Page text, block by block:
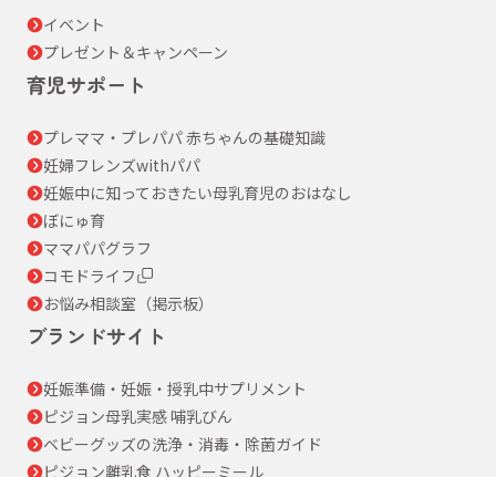
イベント
プレゼント＆キャンペーン
育児サポート
プレママ・プレパパ 赤ちゃんの基礎知識
妊婦フレンズwithパパ
妊娠中に知っておきたい母乳育児のおはなし
ぼにゅ育
ママパパグラフ
コモドライフ
お悩み相談室（掲示板）
ブランドサイト
妊娠準備・妊娠・授乳中サプリメント
ピジョン母乳実感 哺乳びん
ベビーグッズの洗浄・消毒・除菌ガイド
ピジョン離乳食 ハッピーミール